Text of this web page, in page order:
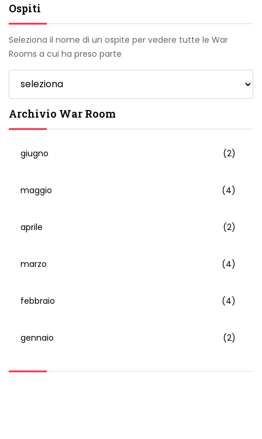
Ospiti
Seleziona il nome di un ospite per vedere tutte le War
Rooms a cui ha preso parte
Archivio War Room
giugno (2)
maggio (4)
aprile (2)
marzo (4)
febbraio (4)
gennaio (2)